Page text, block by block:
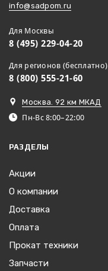
info@sadpom.ru
Для Москвы
8 (495) 229-04-20
Для регионов (бесплатно)
8 (800) 555-21-60
Москва. 92 км МКАД
Пн-Вс 8:00–22:00
РАЗДЕЛЫ
Акции
О компании
Доставка
Оплата
Прокат техники
Запчасти